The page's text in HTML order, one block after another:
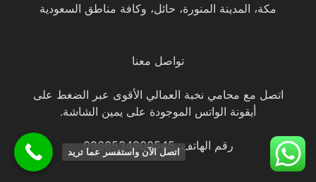
مكة، المدينة المنورة، حائل، وكافة مناطق السعودية
تواصل معنا
اتصل مع محامي نخبة العمالي الأقوى عبر الضغط على
أيقونة الواتس الموجودة على يمين الشاشة.
رقم الهاتف: 0966534800545اتصل الآن واستفسر عما تريد